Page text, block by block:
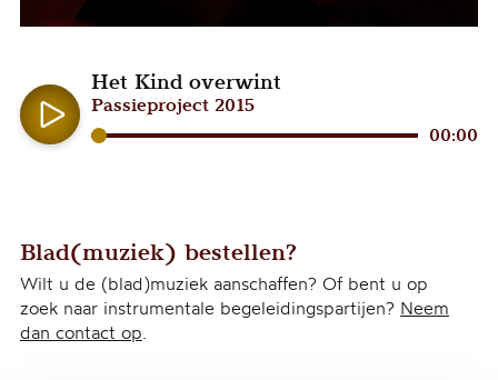
Blad(muziek) bestellen?
Wilt u de (blad)muziek aanschaffen? Of bent u op
zoek naar instrumentale begeleidingspartijen? Neem
dan contact op.
Het Kind overwint
Passieproject 2015
Audiospeler 00:00